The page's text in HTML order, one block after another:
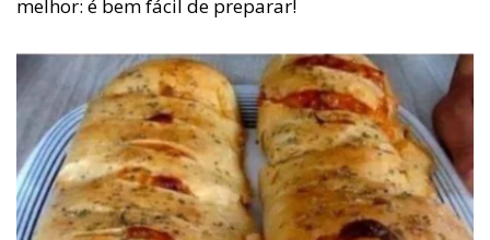
melhor: é bem fácil de preparar!